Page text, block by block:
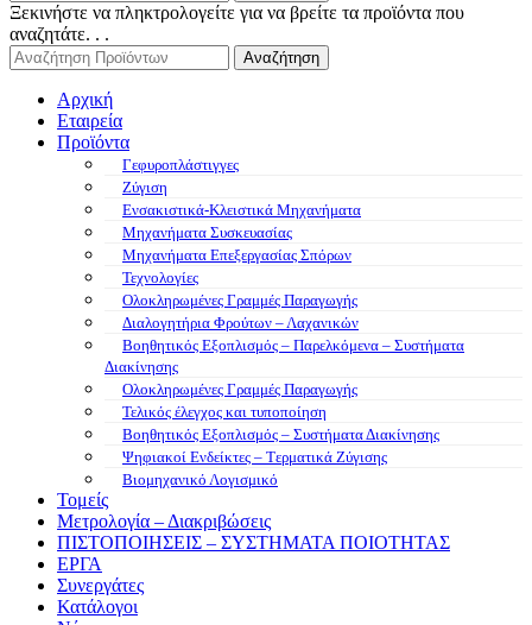
Ξεκινήστε να πληκτρολογείτε για να βρείτε τα προϊόντα που
αναζητάτε. . .
Αναζήτηση
Αρχική
Εταιρεία
Προϊόντα
Γεφυροπλάστιγγες
Ζύγιση
Ενσακιστικά-Κλειστικά Μηχανήματα
Μηχανήματα Συσκευασίας
Μηχανήματα Επεξεργασίας Σπόρων
Τεχνολογίες
Ολοκληρωμένες Γραμμές Παραγωγής
Διαλογητήρια Φρούτων – Λαχανικών
Βοηθητικός Εξοπλισμός – Παρελκόμενα – Συστήματα
Διακίνησης
Ολοκληρωμένες Γραμμές Παραγωγής
Τελικός έλεγχος και τυποποίηση
Βοηθητικός Εξοπλισμός – Συστήματα Διακίνησης
Ψηφιακοί Ενδείκτες – Tερματικά Ζύγισης
Βιομηχανικό Λογισμικό
Τομείς
Μετρολογία – Διακριβώσεις
ΠΙΣΤΟΠΟΙΗΣΕΙΣ – ΣΥΣΤΗΜΑΤΑ ΠΟΙΟΤΗΤΑΣ
ΕΡΓΑ
Συνεργάτες
Κατάλογοι